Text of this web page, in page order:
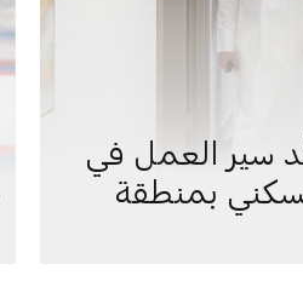
سير العمل في
بمنطقة